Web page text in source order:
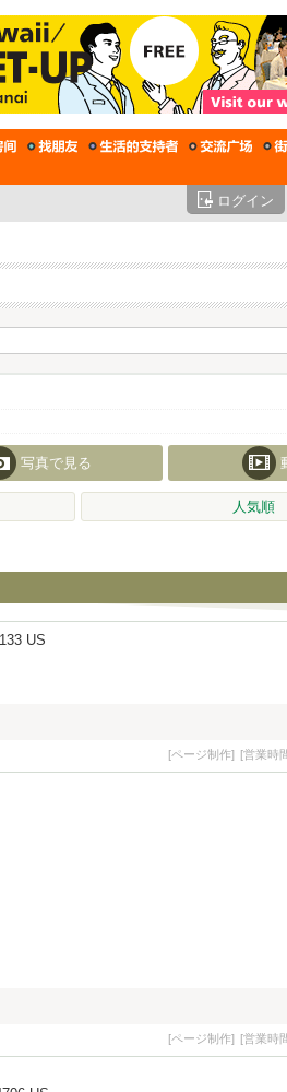
ログイン
写真で見る
人気順
US
[ページ制作] [営業時
[ページ制作] [営業時